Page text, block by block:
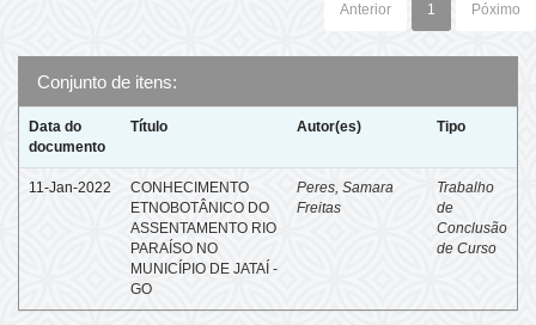
Anterior 1 Póximo
Conjunto de itens:
Data do
documento
Título Autor(es) Tipo
11-Jan-2022
CONHECIMENTO
ETNOBOTÂNICO DO
ASSENTAMENTO RIO
PARAÍSO NO
MUNICÍPIO DE JATAÍ -
GO
Peres, Samara
Freitas
Trabalho
de
Conclusão
de Curso